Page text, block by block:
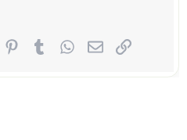
Pinterest
Tumblr WhatsApp
Электронная
Ссылка